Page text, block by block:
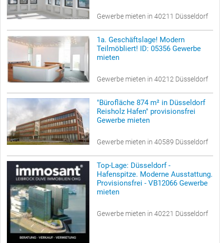
Gewerbe mieten in 40211 Düsseldorf
1a. Geschäftslage! Modern
Teilmöbliert! ID: 05356 Gewerbe
mieten
Gewerbe mieten in 40212 Düsseldorf
"Bürofläche 874 m² in Düsseldorf
Reisholz Hafen" provisionsfrei
Gewerbe mieten
Gewerbe mieten in 40589 Düsseldorf
Top-Lage: Düsseldorf -
Hafenspitze. Moderne Ausstattung.
Provisionsfrei - VB12066 Gewerbe
mieten
Gewerbe mieten in 40221 Düsseldorf